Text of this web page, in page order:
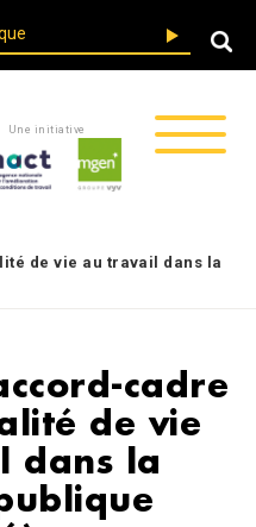
Une initiative
de vie au travail dans la
cadre
de vie
dans la